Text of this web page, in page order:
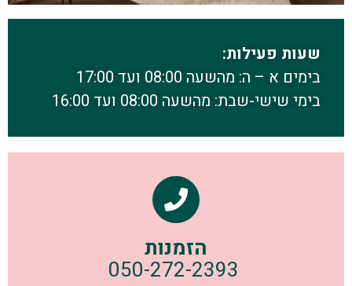
שעות פעילות:
בימים א – ה: מהשעה 08:00 ועד 17:00
בימי שישי-שבת: מהשעה 08:00 ועד 16:00
הזמנות
050-272-2393